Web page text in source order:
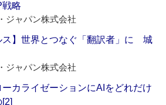
略
ジャパン株式会社
ス】世界とつなぐ「翻訳者」に 城
ジャパン株式会社
カライゼーションにAIをどれだけ